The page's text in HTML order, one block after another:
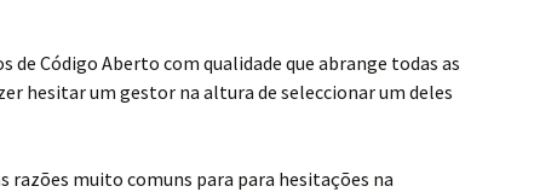
de Código Aberto com qualidade que abrange todas as
hesitar um gestor na altura de seleccionar um deles
razões muito comuns para para hesitações na